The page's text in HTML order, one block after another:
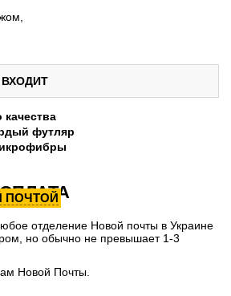
качества
футляр
ПОЧТОЙ
отделение Новой почты в Украине
но обычно не превышает 1-3
Новой Почты.